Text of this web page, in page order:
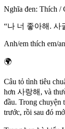
Nghĩa đen: Thích /
“나 너 좋아해. 사
Anh/em thích em/
🌍
Câu tỏ tình tiêu
hơn 사랑해, và
đầu. Trong chuyện
trước, rồi sau đó